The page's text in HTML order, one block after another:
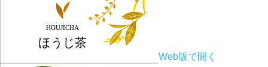
Web版で開く